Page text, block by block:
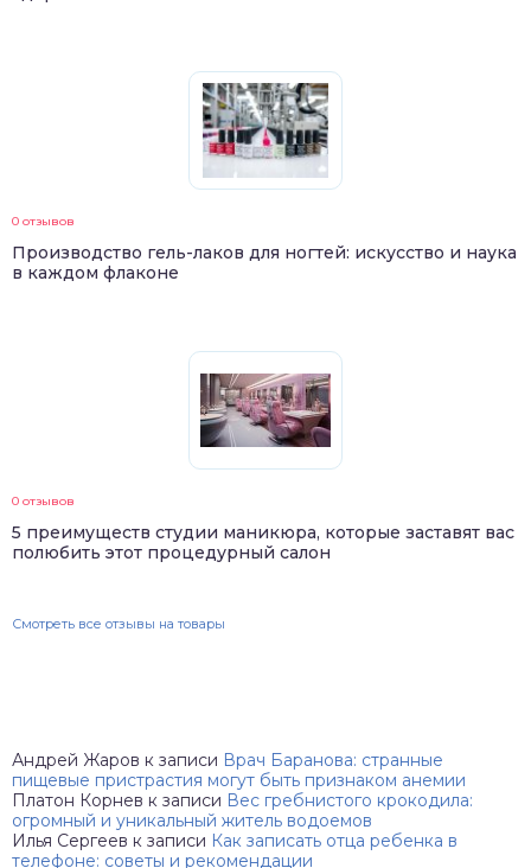
0 отзывов
Производство гель-лаков для ногтей: искусство и наука
в каждом флаконе
0 отзывов
5 преимуществ студии маникюра, которые заставят вас
полюбить этот процедурный салон
Смотреть все отзывы на товары
Андрей Жаров к записи Врач Баранова: странные
пищевые пристрастия могут быть признаком анемии
Платон Корнев к записи Вес гребнистого крокодила:
огромный и уникальный житель водоемов
Илья Сергеев к записи Как записать отца ребенка в
телефоне: советы и рекомендации